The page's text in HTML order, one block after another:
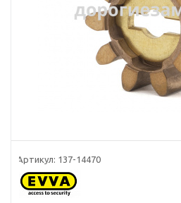
Артикул: 137-14470